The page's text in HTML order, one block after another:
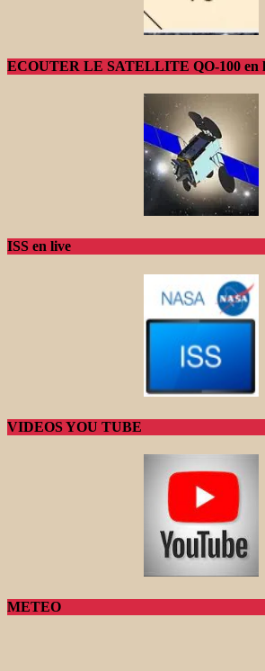
ECOUTER LE SATELLITE QO-100 en
ISS en live
VIDEOS YOU TUBE
METEO